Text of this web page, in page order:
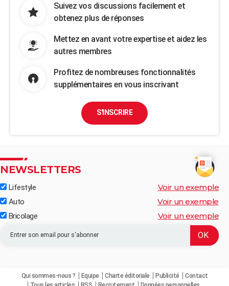
Suivez vos discussions facilement et
obtenez plus de réponses
Mettez en avant votre expertise et aidez les
autres membres
Profitez de nombreuses fonctionnalités
supplémentaires en vous inscrivant
S'INSCRIRE
NEWSLETTERS
Lifestyle Voir un exemple
Auto Voir un exemple
Bricolage Voir un exemple
Qui sommes-nous ? Equipe Charte éditoriale Publicité
Contact